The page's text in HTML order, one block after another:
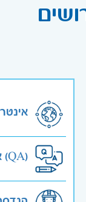
אבטחת איכות (QA)